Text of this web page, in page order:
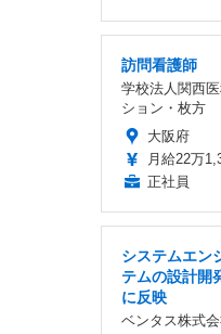
訪問看護師
学校法人関西
ション・枚方
大阪府
月給22万
正社員
システムエン
テムの設計開
に反映
ベンタス株式